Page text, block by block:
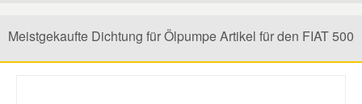
Meistgekaufte Dichtung für Ölpumpe Artikel für den FIAT 500
Kia Ersatzteile